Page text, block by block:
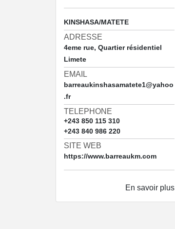
KINSHASA/MATETE
ADRESSE
4eme rue, Quartier résidentiel
Limete
EMAIL
barreaukinshasamatete1@yahoo
.fr
TELEPHONE
+243 850 115 310
+243 840 986 220
SITE WEB
https://www.barreaukm.com
En savoir plus